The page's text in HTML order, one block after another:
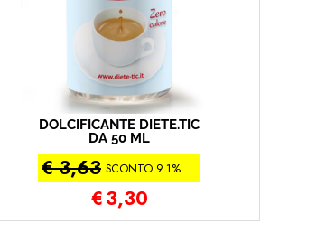
DOLCIFICANTE DIETE.TIC
DA 50 ML
€ 3,63 SCONTO 9.1%
€3,30